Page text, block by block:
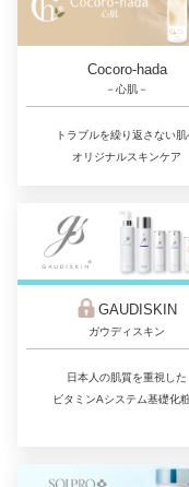
Cocoro-hada
－心肌－
トラブルを繰り返さない肌
オリジナルスキンケア
GAUDISKIN
ガウディスキン
日本人の肌質を重視した
ビタミンAシステム基礎化